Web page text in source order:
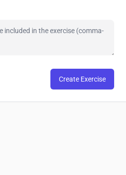
Create Exercise